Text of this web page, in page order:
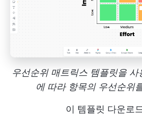
우선순위 매트릭스 템플릿을
에 따라 항목의 우선순위
이 템플릿 다운로